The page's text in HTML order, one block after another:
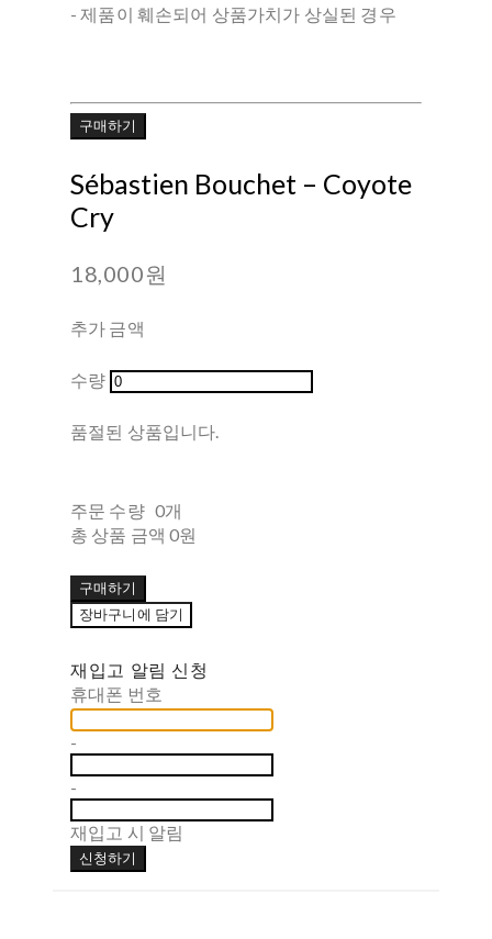
- 제품이 훼손되어 상품가치가 상실된 경우
구매하기
Sébastien Bouchet ‎– Coyote
Cry
18,000원
추가 금액
수량
품절된 상품입니다.
주문 수량 0개
총 상품 금액 0원
구매하기
장바구니에 담기
재입고 알림 신청
휴대폰 번호
-
-
재입고 시 알림
신청하기